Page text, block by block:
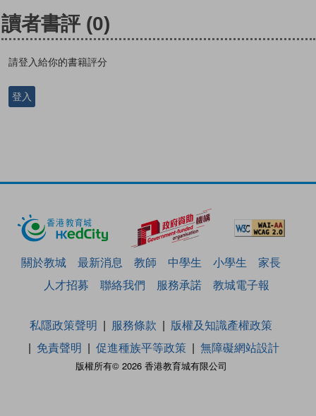
讀者書評 (0)
請登入給你的書籍評分
登入
關於教城 最新消息 教師 中學生 小學生
家長
人才招募
聯絡我們 服務承諾 教城電子報
版權所有© 2026 香港教育城有限公司
私隱政策聲明 服務條款
版權及知識產權政策
免責聲明
促進種族平等政策 無障礙網站設計